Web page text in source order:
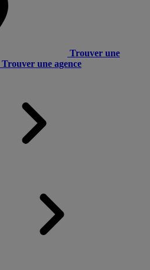
Trouver une
Trouver une agence